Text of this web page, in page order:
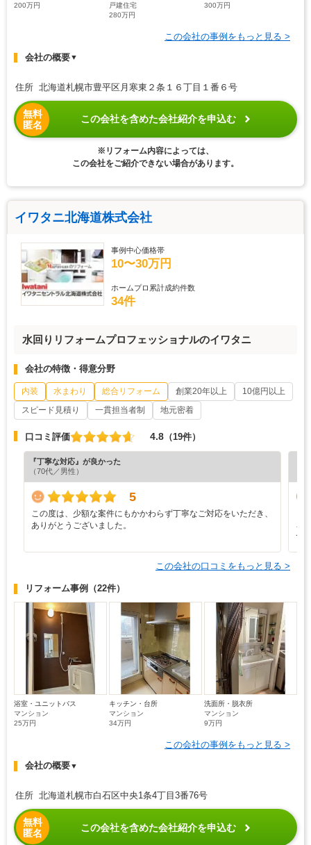
200万円
戸建住宅
280万円
300万円
この会社の事例をもっと見る >
会社の概要▼
住所 北海道札幌市豊平区月寒東２条１６丁目１番６号
無料
匿名
この会社を含めた会社紹介を申込む
※リフォーム内容によっては、
この会社をご紹介できない場合があります。
イワタニ北海道株式会社
事例中心価格帯
10〜30万円
ホームプロ累計成約件数
34件
水回りリフォームプロフェッショナルのイワタニ
会社の特徴・得意分野
内装 水まわり 総合リフォーム 創業20年以上
10億円以上
スピード見積り
一貫担当者制 地元密着
口コミ評価 4.8 （19件）
『丁寧な対応』が良かった
（70代／男性）
5
この度は、少額な案件にもかかわらず丁寧なご対応をいただき、
ありがとうございました。
ろ
て
この会社の口コミをもっと見る >
リフォーム事例 （22件）
浴室・ユニットバス
マンション
25万円
キッチン・台所
マンション
34万円
洗面所・脱衣所
マンション
9万円
この会社の事例をもっと見る >
会社の概要▼
住所 北海道札幌市白石区中央1条4丁目3番76号
無料
匿名
この会社を含めた会社紹介を申込む